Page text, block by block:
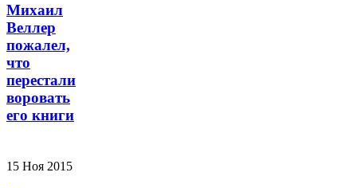
Михаил
Веллер
пожалел,
что
перестали
воровать
его книги
15 Ноя 2015